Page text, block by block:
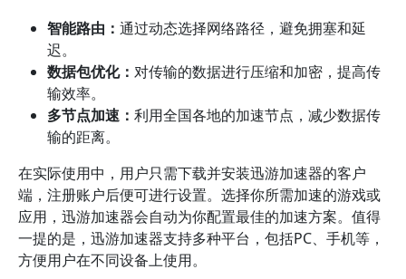
智能路由： 通过动态选择网络路径，避免拥塞和延
迟。
数据包优化： 对传输的数据进行压缩和加密，提高传
输效率。
多节点加速： 利用全国各地的加速节点，减少数据传
输的距离。
在实际使用中，用户只需下载并安装迅游加速器的客户
端，注册账户后便可进行设置。选择你所需加速的游戏或
应用，迅游加速器会自动为你配置最佳的加速方案。值得
一提的是，迅游加速器支持多种平台，包括PC、手机等，
方便用户在不同设备上使用。